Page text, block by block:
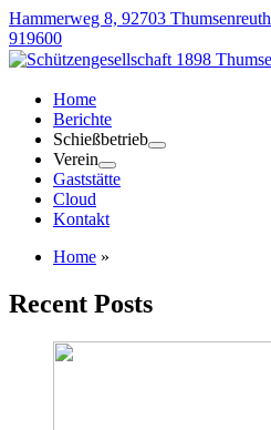
Hammerweg 8, 92703 Thumsenreuth
919600
Home
Berichte
Schießbetrieb
Verein
Gaststätte
Cloud
Kontakt
Home »
Recent Posts